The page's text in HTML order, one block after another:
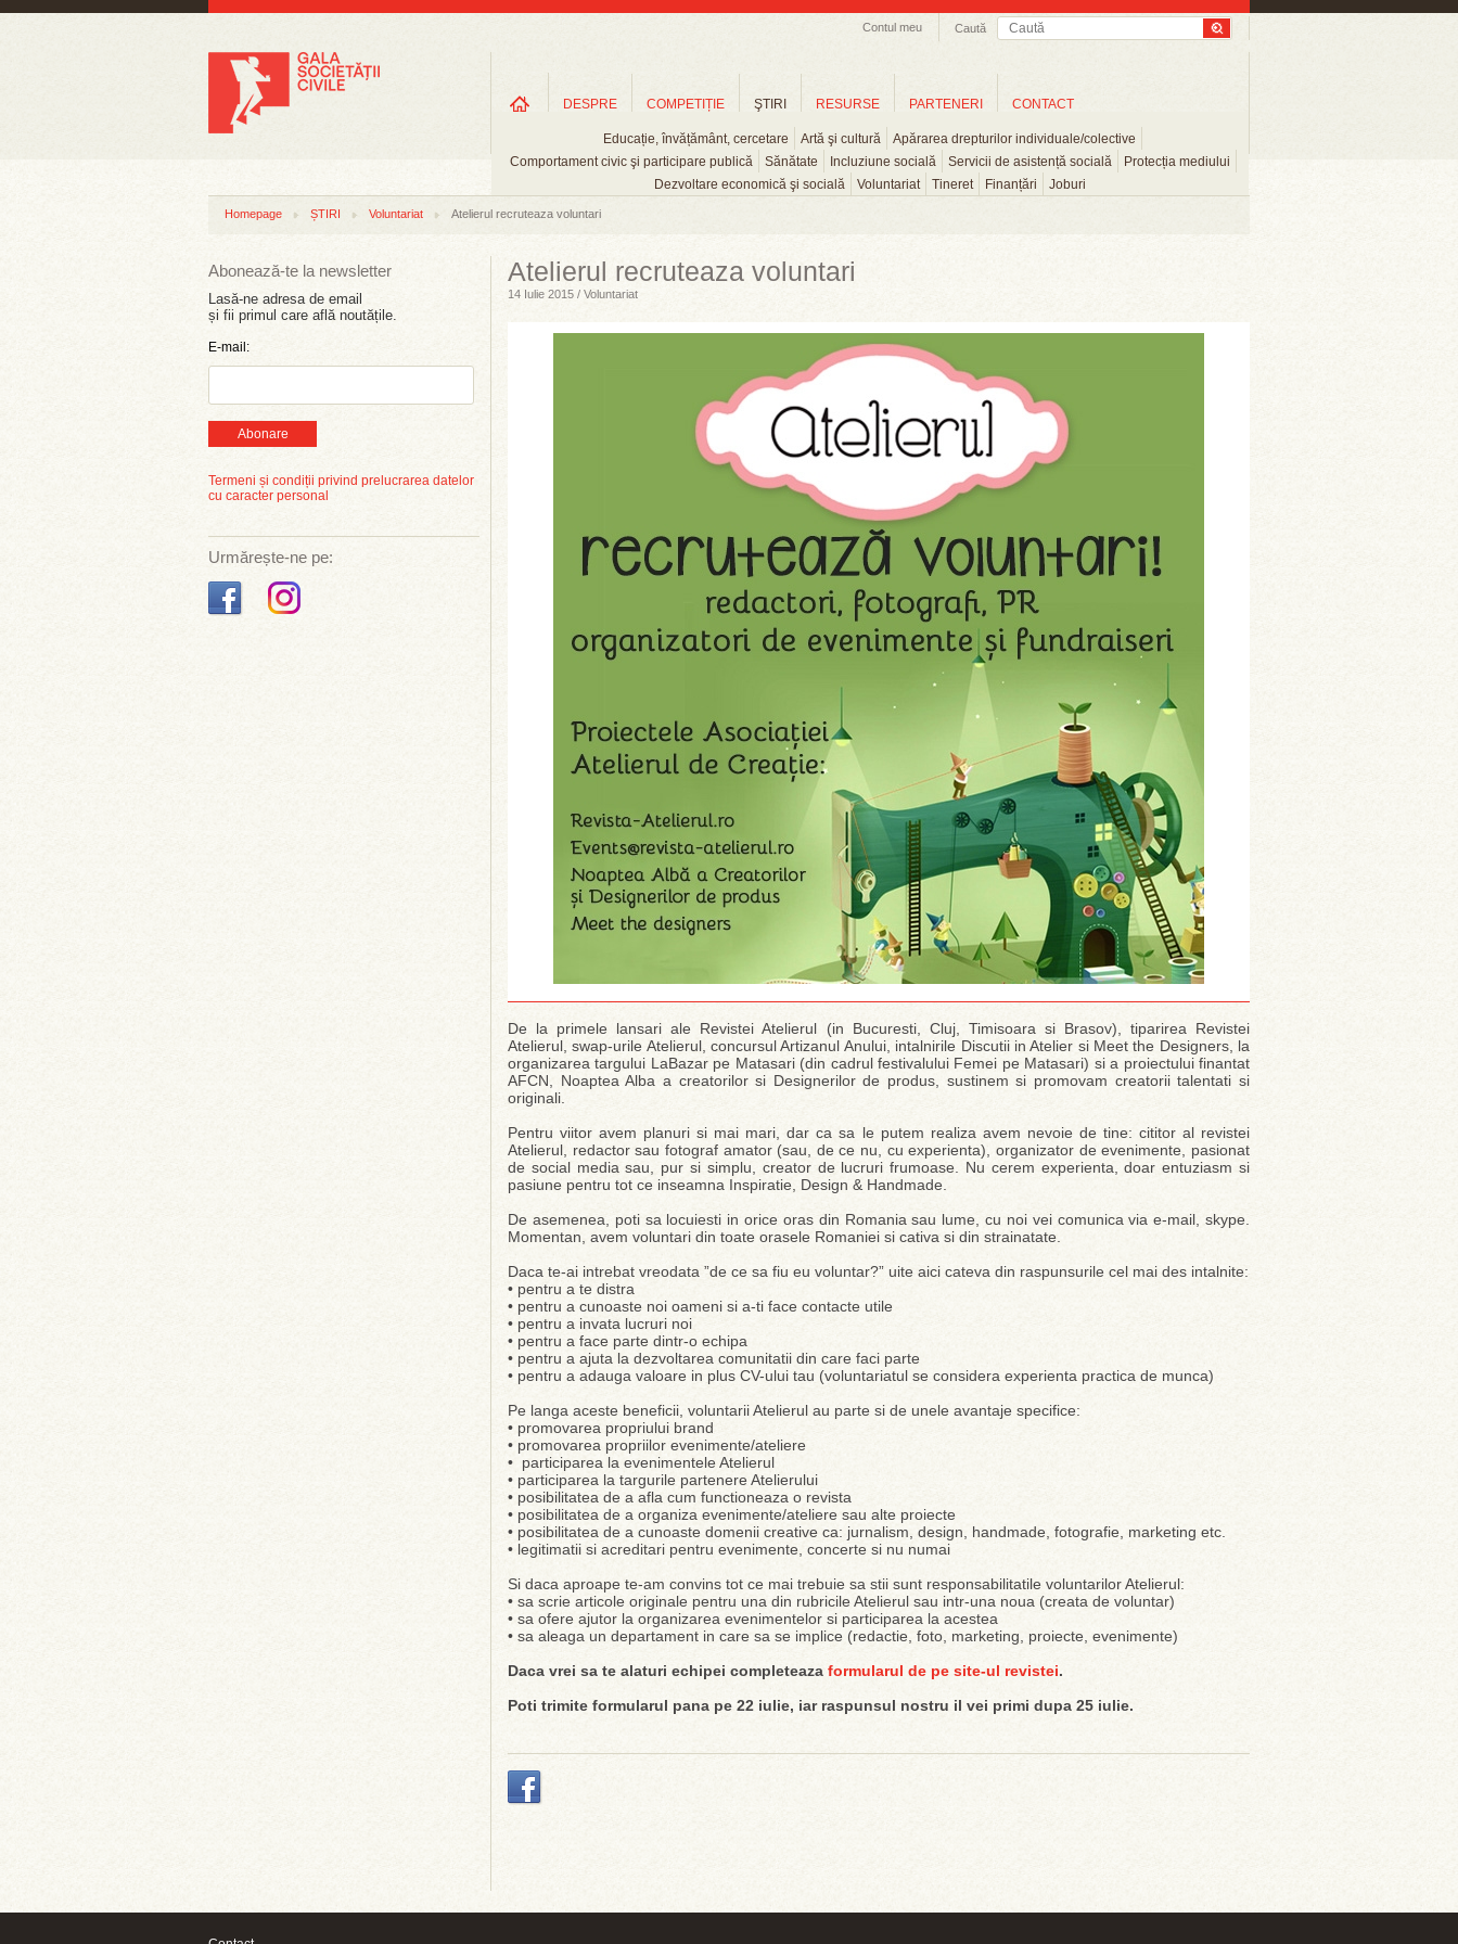
Caută
Contul meu
DESPRE COMPETIȚIE ŞTIRI
Educație, învățământ, cercetare Artă şi cultură
Apărarea drepturilor individuale/colective
Comportament civic şi participare publică
Sănătate Incluziune socială Servicii de asistență socială
Protecția mediului
Dezvoltare economică şi socială
Voluntariat Tineret Finanțări Joburi
RESURSE PARTENERI CONTACT
Homepage ȘTIRI Voluntariat Atelierul recruteaza voluntari
Abonează-te la newsletter
Lasă-ne adresa de email
și fii primul care află noutățile.
E-mail:
Abonare
Termeni și condiții privind prelucrarea datelor
cu caracter personal
Urmărește-ne pe:
Atelierul recruteaza voluntari
14 Iulie 2015 / Voluntariat
De la primele lansari ale Revistei Atelierul (in Bucuresti, Cluj, Timisoara si Brasov), tiparirea Revistei
Atelierul, swap-urile Atelierul, concursul Artizanul Anului, intalnirile Discutii in Atelier si Meet the Designers, la
organizarea targului LaBazar pe Matasari (din cadrul festivalului Femei pe Matasari) si a proiectului finantat
AFCN, Noaptea Alba a creatorilor si Designerilor de produs, sustinem si promovam creatorii talentati si
originali.
Pentru viitor avem planuri si mai mari, dar ca sa le putem realiza avem nevoie de tine: cititor al revistei
Atelierul, redactor sau fotograf amator (sau, de ce nu, cu experienta), organizator de evenimente, pasionat
de social media sau, pur si simplu, creator de lucruri frumoase. Nu cerem experienta, doar entuziasm si
pasiune pentru tot ce inseamna Inspiratie, Design & Handmade.
De asemenea, poti sa locuiesti in orice oras din Romania sau lume, cu noi vei comunica via e-mail, skype.
Momentan, avem voluntari din toate orasele Romaniei si cativa si din strainatate.
Daca te-ai intrebat vreodata ”de ce sa fiu eu voluntar?” uite aici cateva din raspunsurile cel mai des intalnite:
• pentru a te distra
• pentru a cunoaste noi oameni si a-ti face contacte utile
• pentru a invata lucruri noi
• pentru a face parte dintr-o echipa
• pentru a ajuta la dezvoltarea comunitatii din care faci parte
• pentru a adauga valoare in plus CV-ului tau (voluntariatul se considera experienta practica de munca)
Pe langa aceste beneficii, voluntarii Atelierul au parte si de unele avantaje specifice:
• promovarea propriului brand
• promovarea propriilor evenimente/ateliere
• participarea la evenimentele Atelierul
• participarea la targurile partenere Atelierului
• posibilitatea de a afla cum functioneaza o revista
• posibilitatea de a organiza evenimente/ateliere sau alte proiecte
• posibilitatea de a cunoaste domenii creative ca: jurnalism, design, handmade, fotografie, marketing etc.
• legitimatii si acreditari pentru evenimente, concerte si nu numai
Si daca aproape te-am convins tot ce mai trebuie sa stii sunt responsabilitatile voluntarilor Atelierul:
• sa scrie articole originale pentru una din rubricile Atelierul sau intr-una noua (creata de voluntar)
• sa ofere ajutor la organizarea evenimentelor si participarea la acestea
• sa aleaga un departament in care sa se implice (redactie, foto, marketing, proiecte, evenimente)
Daca vrei sa te alaturi echipei completeaza formularul de pe site-ul revistei.
Poti trimite formularul pana pe 22 iulie, iar raspunsul nostru il vei primi dupa 25 iulie.